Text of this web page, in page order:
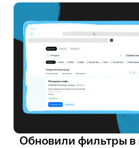
Обновили фильтры в